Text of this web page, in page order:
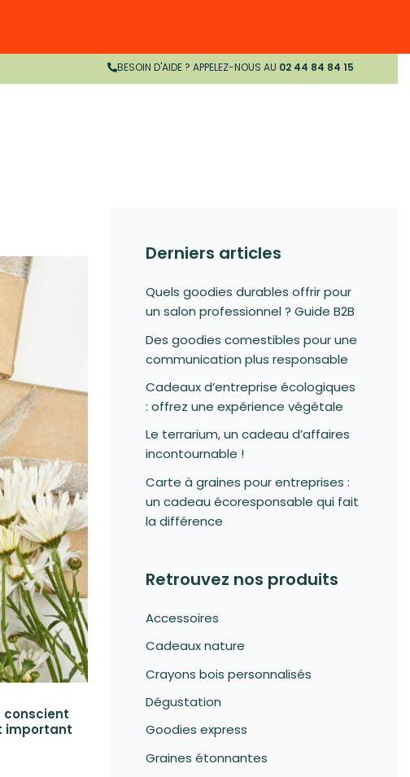
BESOIN D'AIDE ? APPELEZ-NOUS AU 02 44 84 84 15
conscient
important
Derniers articles
Quels goodies durables offrir pour
un salon professionnel ? Guide B2B
Des goodies comestibles pour une
communication plus responsable
Cadeaux d’entreprise écologiques
: offrez une expérience végétale
Le terrarium, un cadeau d’affaires
incontournable !
Carte à graines pour entreprises :
un cadeau écoresponsable qui fait
la différence
Retrouvez nos produits
Accessoires
Cadeaux nature
Crayons bois personnalisés
Dégustation
Goodies express
Graines étonnantes